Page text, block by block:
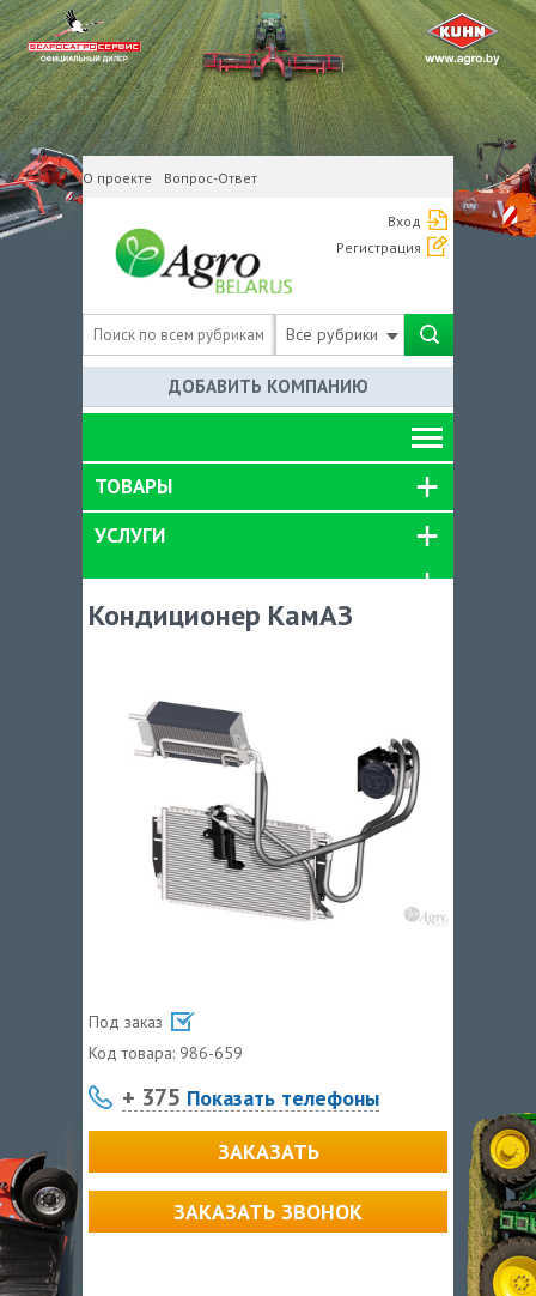
О проекте Вопрос-Ответ
Вход
Регистрация
Все рубрики
ДОБАВИТЬ КОМПАНИЮ
ТОВАРЫ
УСЛУГИ
Кондиционер КамАЗ
Под заказ
Код товара: 986-659
+ 375 Показать телефоны
ЗАКАЗАТЬ
ЗАКАЗАТЬ ЗВОНОК